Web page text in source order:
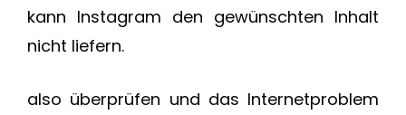
kann Instagram den gewünschten Inhalt
nicht liefern.
also überprüfen und das Internetproblem